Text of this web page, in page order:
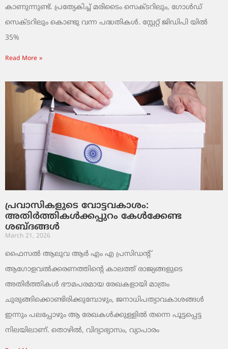
കാണുന്നുണ്ട്. പ്രത്യേകിച്ച് മരിടൈം സെക്ടറിലും, ഗോൾഡ്
സെക്ടറിലും കൊണ്ടു വന്ന പദ്ധതികൾ. സ്റ്റേറ്റ് ജിഡിപി യിൽ
35%
Read More »
പ്രവാസികളുടെ വോട്ടവകാശം:
അതിർത്തികൾക്കപ്പുറം കേൾക്കേണ്ട
ശബ്ദങ്ങൾ
March 21, 2026
ഫൈസൽ ആലുവ ആർ എം എ പ്രസിഡന്റ്
ആഗോളവൽക്കരണത്തിന്റെ കാലത്ത് രാജ്യങ്ങളുടെ
അതിർത്തികൾ ഭൗമപരമായ രേഖകളായി മാത്രം
ചുരുങ്ങിക്കൊണ്ടിരിക്കുമ്പോഴും, ജനാധിപത്യാവകാശങ്ങൾ
ഇന്നും പലപ്പോഴും ആ രേഖകൾക്കുള്ളിൽ തന്നെ പൂട്ടപ്പെട്ട
നിലയിലാണ്. തൊഴിൽ, വിദ്യാഭ്യാസം, വ്യാപാരം